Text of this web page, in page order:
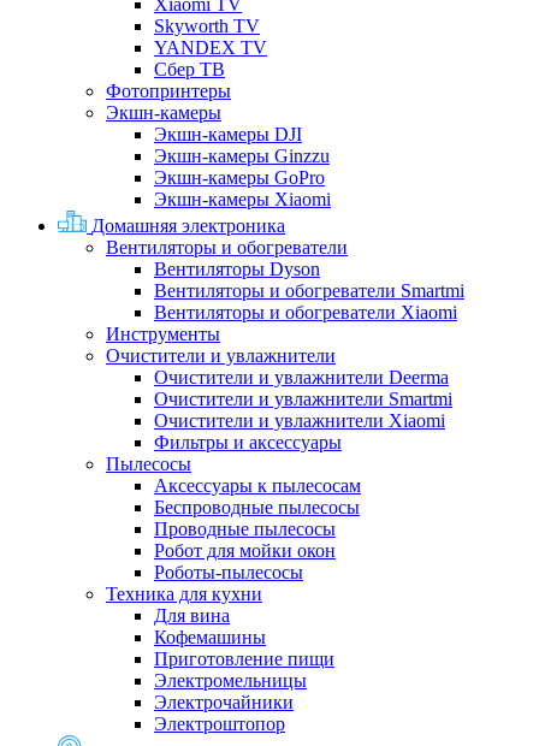
Xiaomi TV
Skyworth TV
YANDEX TV
Сбер ТВ
Фотопринтеры
Экшн-камеры
Экшн-камеры DJI
Экшн-камеры Ginzzu
Экшн-камеры GoPro
Экшн-камеры Xiaomi
Домашняя электроника
Вентиляторы и обогреватели
Вентиляторы Dyson
Вентиляторы и обогреватели Smartmi
Вентиляторы и обогреватели Xiaomi
Инструменты
Очистители и увлажнители
Очистители и увлажнители Deerma
Очистители и увлажнители Smartmi
Очистители и увлажнители Xiaomi
Фильтры и аксессуары
Пылесосы
Аксессуары к пылесосам
Беспроводные пылесосы
Проводные пылесосы
Робот для мойки окон
Роботы-пылесосы
Техника для кухни
Для вина
Кофемашины
Приготовление пищи
Электромельницы
Электрочайники
Электроштопор